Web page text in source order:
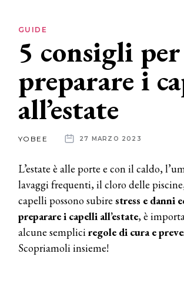
Lifestyle
News
News
aziende
GUIDE
5 consigli per
preparare i
all’estate
YOBEE 27 MARZO 2023
L’estate è alle porte e con il caldo,
lavaggi frequenti, il cloro delle
capelli possono subire stress e danni
preparare i capelli all’estate, è
alcune sempliciregole di cura e
Scopriamoli insieme!